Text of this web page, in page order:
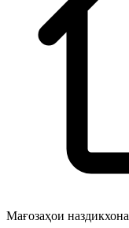
Мағозаҳои наздикхона